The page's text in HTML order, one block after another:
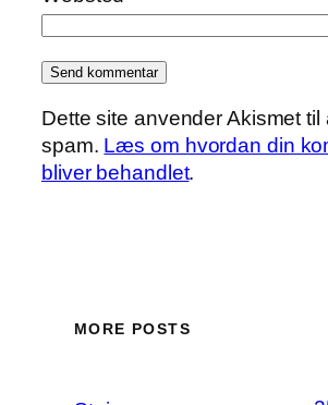
Dette site anvender Akismet til
spam. Læs om hvordan din
bliver behandlet.
MORE POSTS